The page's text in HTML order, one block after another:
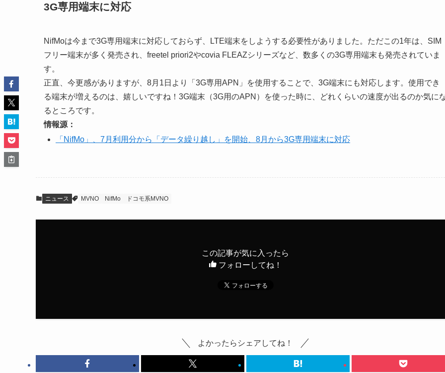
3G専用端末に対応
NifMoは今まで3G専用端末に対応しておらず、LTE端末をしようする必要性がありました。ただこの1年は、SIM
フリー端末が多く発売され、freetel priori2やcovia FLEAZシリーズなど、数多くの3G専用端末も発売されていま
す。
正直、今更感がありますが、8月1日より「3G専用APN」を使用することで、3G端末にも対応します。使用でき
る端末が増えるのは、嬉しいですね！3G端末（3G用のAPN）を使った時に、どれくらいの速度が出るのか気に
るところです。
情報源：
「NifMo」、7月利用分から「データ繰り越し」を開始、8月から3G専用端末に対応
ニュース MVNO NifMo ドコモ系MVNO
この記事が気に入ったら
フォローしてね！
よかったらシェアしてね！